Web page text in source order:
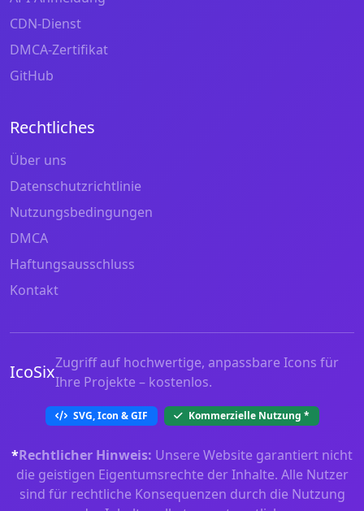
CDN-Dienst
DMCA-Zertifikat
GitHub
Rechtliches
Über uns
Datenschutzrichtlinie
Nutzungsbedingungen
DMCA
Haftungsausschluss
Kontakt
IcoSixZugriff auf hochwertige, anpassbare Icons für
Ihre Projekte – kostenlos.
SVG, Icon & GIF Kommerzielle Nutzung *
*Rechtlicher Hinweis: Unsere Website garantiert nicht
die geistigen Eigentumsrechte der Inhalte. Alle Nutzer
sind für rechtliche Konsequenzen durch die Nutzung